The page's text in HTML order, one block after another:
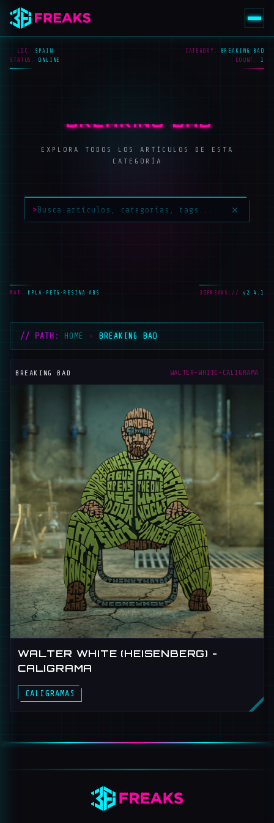
LOC:
SPAIN
STATUS:
ONLINE
CATEGORY:
BREAKING BAD
COUNT:
1
MAT: #PLA·PETG·RESINA·ABS 3DFREAKS:// v2.4.1
BREAKING BAD
EXPLORA TODOS LOS ARTÍCULOS DE ESTA
CATEGORÍA
>
// PATH: HOME › BREAKING BAD
BREAKING BAD WALTER-WHITE-CALIGRAMA
WALTER WHITE (HEISENBERG) -
CALIGRAMA
CALIGRAMAS